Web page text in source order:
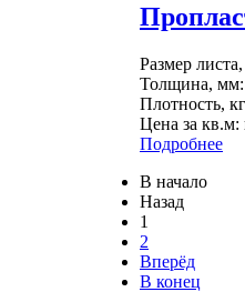
Размер
Толщина,
Плотность,
Цена за кв.м:
Подробнее
В начало
Назад
1
2
Вперёд
В конец